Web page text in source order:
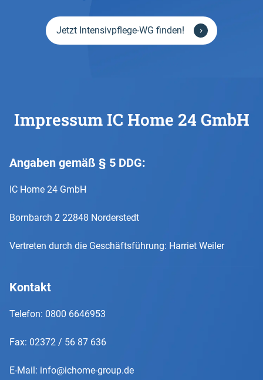
Jetzt Intensivpflege-WG finden!
Impressum IC Home 24 GmbH
Angaben gemäß § 5 DDG:
IC Home 24 GmbH
Bornbarch 2 22848 Norderstedt
Vertreten durch die Geschäftsführung: Harriet Weiler
Kontakt
Telefon: 0800 6646953
Fax: 02372 / 56 87 636
E-Mail: info@ichome-group.de